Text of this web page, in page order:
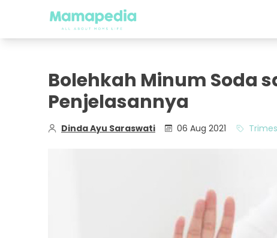
Bolehkah Minum Soda
Penjelasannya
Dinda Ayu Saraswati 06 Aug 2021